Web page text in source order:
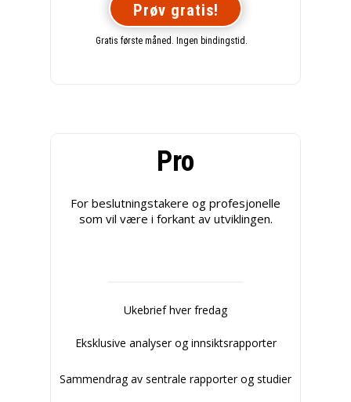
Prøv gratis!
Gratis første måned. Ingen bindingstid.
Pro
For beslutningstakere og profesjonelle
som vil være i forkant av utviklingen.
Ukebrief hver fredag
Eksklusive analyser og innsiktsrapporter
Sammendrag av sentrale rapporter og studier